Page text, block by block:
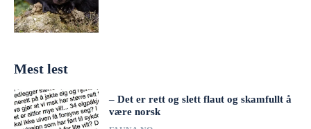
Mest lest
– Det er rett og slett flaut og skamfullt å
være norsk